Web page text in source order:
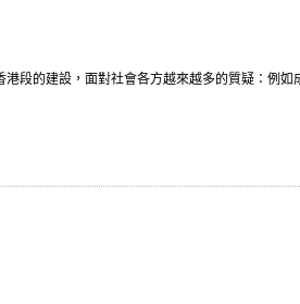
港段的建設，面對社會各方越來越多的質疑：例